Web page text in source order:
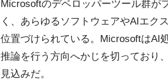
Microsoftのデベロッパーツール群が
く、あらゆるソフトウェアやAIエク
位置づけられている。MicrosoftはAI
推論を行う方向へかじを切っており
見込みだ。